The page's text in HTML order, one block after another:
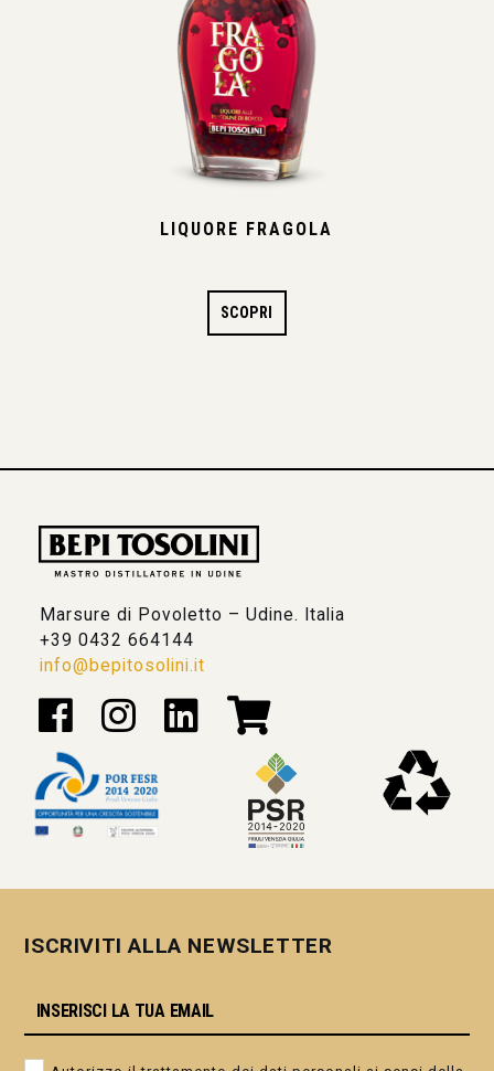
LIQUORE FRAGOLA
SCOPRI
Marsure di Povoletto – Udine. Italia
+39 0432 664144
info@bepitosolini.it
ISCRIVITI ALLA NEWSLETTER